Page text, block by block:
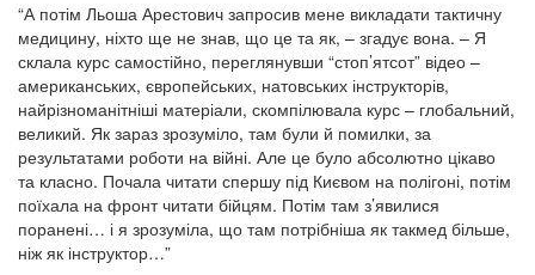
“А потім Льоша Арестович запросив мене викладати тактичну
медицину, ніхто ще не знав, що це та як, – згадує вона. – Я
склала курс самостійно, переглянувши “стоп’ятсот” відео –
американських, європейських, натовських інструкторів,
найрізноманітніші матеріали, скомпілювала курс – глобальний,
великий. Як зараз зрозуміло, там були й помилки, за
результатами роботи на війні. Але це було абсолютно цікаво
та класно. Почала читати спершу під Києвом на полігоні, потім
поїхала на фронт читати бійцям. Потім там з’явилися
поранені… і я зрозуміла, що там потрібніша як такмед більше,
ніж як інструктор…”